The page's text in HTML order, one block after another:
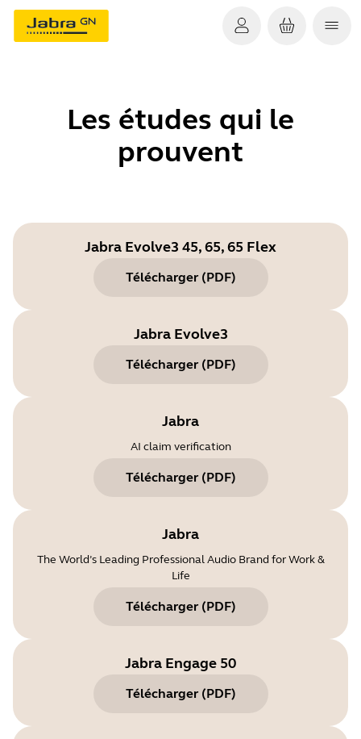
Les études qui le
prouvent
Jabra Evolve3 45, 65, 65 Flex
Télécharger (PDF)
Jabra Evolve3
Télécharger (PDF)
Jabra
AI claim verification
Télécharger (PDF)
Jabra
The World’s Leading Professional Audio Brand for Work &
Life
Télécharger (PDF)
Jabra Engage 50
Télécharger (PDF)